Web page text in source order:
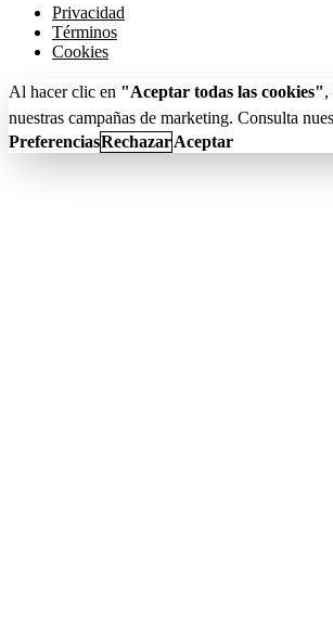
Privacidad
Términos
Cookies
Al hacer clic en "Aceptar todas las cookies",
nuestras campañas de marketing. Consulta
PreferenciasRechazarAceptar